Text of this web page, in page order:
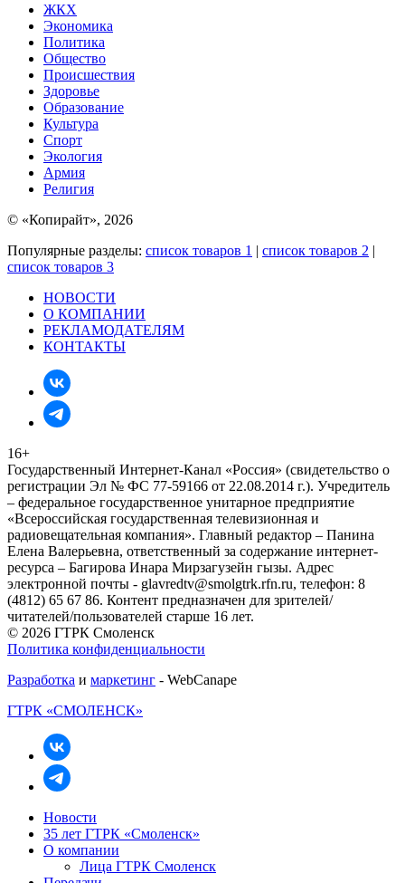
ЖКХ
Экономика
Политика
Общество
Происшествия
Здоровье
Образование
Культура
Спорт
Экология
Армия
Религия
© «Копирайт», 2026
Популярные разделы: список товаров 1 | список товаров 2 |
список товаров 3
НОВОСТИ
О КОМПАНИИ
РЕКЛАМОДАТЕЛЯМ
КОНТАКТЫ
16+
Государственный Интернет-Канал «Россия» (свидетельство о
регистрации Эл № ФС 77-59166 от 22.08.2014 г.). Учредитель
– федеральное государственное унитарное предприятие
«Всероссийская государственная телевизионная и
радиовещательная компания». Главный редактор – Панина
Елена Валерьевна, ответственный за содержание интернет-
ресурса – Багирова Инара Мирзагузейн гызы. Адрес
электронной почты - glavredtv@smolgtrk.rfn.ru, телефон: 8
(4812) 65 67 86. Контент предназначен для зрителей/
читателей/пользователей старше 16 лет.
© 2026 ГТРК Смоленск
Политика конфиденциальности
Разработка и маркетинг - WebCanape
ГТРК «СМОЛЕНСК»
Новости
35 лет ГТРК «Смоленск»
О компании
Лица ГТРК Смоленск